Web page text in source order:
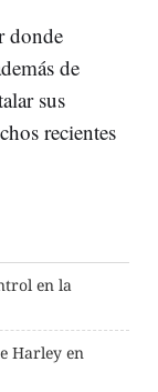
donde
de
sus
recientes
en la
Harley en